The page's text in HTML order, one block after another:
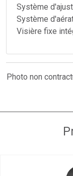
Système
Système
Visière fixe
Photo non